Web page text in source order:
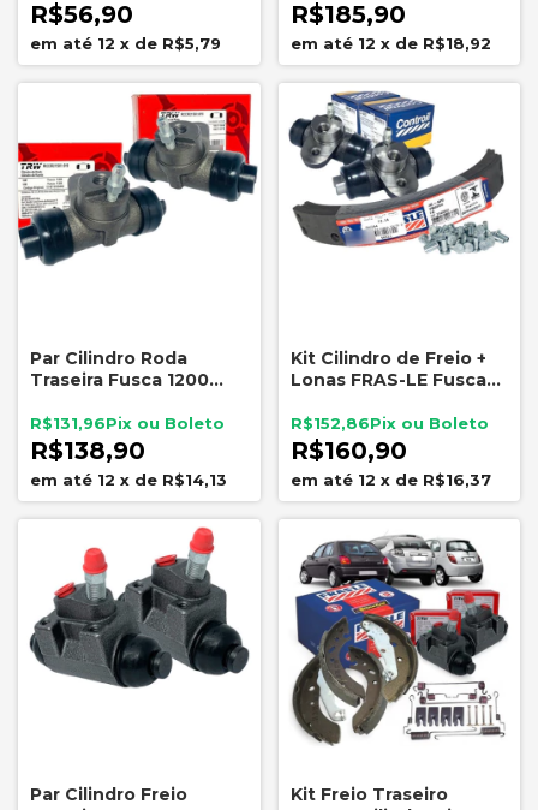
R$56,90
12 x de R$5,79
R$185,90
12 x de R$18,92
Par Cilindro Roda
Traseira Fusca 1200
RCCR21561
R$138,90
R$131,96
12 x de R$14,13
Kit Cilindro de Freio +
Lonas FRAS-LE Fusca
Furos
R$160,90
R$152,86
12 x de R$16,37
Par Cilindro Freio
Kit Freio Traseiro